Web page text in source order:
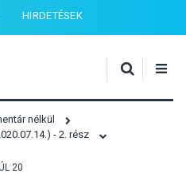
HIRDETÉSEK
nélkül
- 2. rész
20